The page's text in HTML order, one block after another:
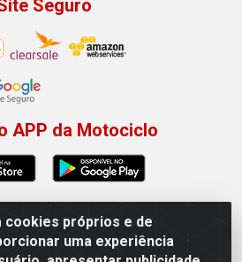
cookies próprios e de
uma experiência
Seguro
APP da Motociclo
Sousa dos Santos, 731 -
ES - CEP 29.164-153 - CNPJ